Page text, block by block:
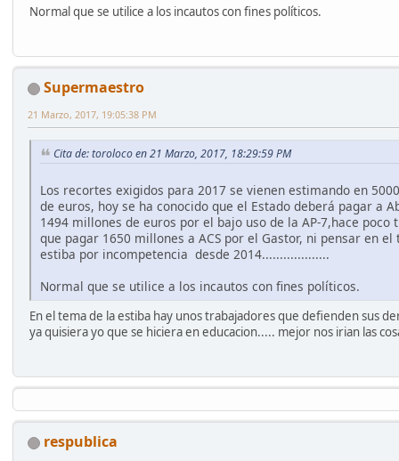
Normal que se utilice a los incautos con fines políticos.
Supermaestro
21 Marzo, 2017, 19:05:38 PM
Cita de: toroloco en 21 Marzo, 2017, 18:29:59 PM
Los recortes exigidos para 2017 se vienen estimando en
de euros, hoy se ha conocido que el Estado deberá pagar a
1494 millones de euros por el bajo uso de la AP-7,hace poco
que pagar 1650 millones a ACS por el Gastor, ni pensar en el
estiba por incompetencia desde 2014...................
Normal que se utilice a los incautos con fines políticos.
En el tema de la estiba hay unos trabajadores que defienden sus
ya quisiera yo que se hiciera en educacion..... mejor nos irian las
respublica